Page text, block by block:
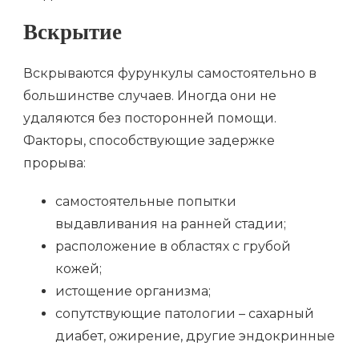
Вскрытие
Вскрываются фурункулы самостоятельно в
большинстве случаев. Иногда они не
удаляются без посторонней помощи.
Факторы, способствующие задержке
прорыва:
самостоятельные попытки
выдавливания на ранней стадии;
расположение в областях с грубой
кожей;
истощение организма;
сопутствующие патологии – сахарный
диабет, ожирение, другие эндокринные